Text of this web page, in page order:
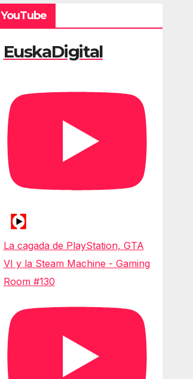
YouTube
EuskaDigital
La cagada de PlayStation, GTA
VI y la Steam Machine - Gaming
Room #130